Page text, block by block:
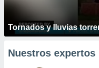
Tornados y lluvias
Nuestros expertos